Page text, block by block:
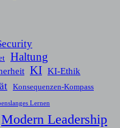
Haltung
KI KI-Ethik
Konsequenzen-Kompass
Lernen
Modern Leadership